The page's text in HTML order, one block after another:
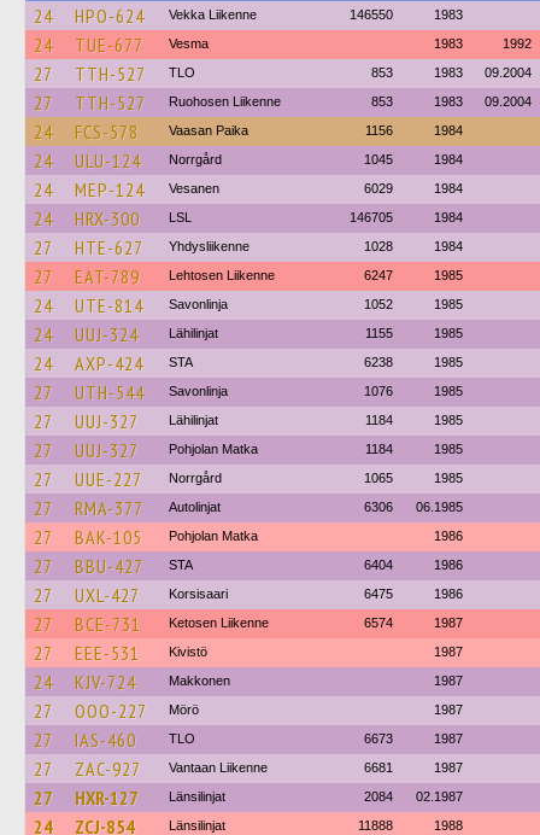
24 HPO-624 Vekka Liikenne 146550 1983
24 TUE-677 Vesma 1983 1992
27 TTH-527 TLO 853 1983 09.2004
27 TTH-527 Ruohosen Liikenne 853 1983 09.2004
24 FCS-578 Vaasan Paika 1156 1984
24 ULU-124 Norrgård 1045 1984
24 MEP-124 Vesanen 6029 1984
24 HRX-300 LSL 146705 1984
27 HTE-627 Yhdysliikenne 1028 1984
27 EAT-789 Lehtosen Liikenne 6247 1985
24 UTE-814 Savonlinja 1052 1985
24 UUJ-324 Lähilinjat 1155 1985
24 AXP-424 STA 6238 1985
27 UTH-544 Savonlinja 1076 1985
27 UUJ-327 Lähilinjat 1184 1985
27 UUJ-327 Pohjolan Matka 1184 1985
27 UUE-227 Norrgård 1065 1985
27 RMA-377 Autolinjat 6306 06.1985
27 BAK-105 Pohjolan Matka 1986
27 BBU-427 STA 6404 1986
27 UXL-427 Korsisaari 6475 1986
27 BCE-731 Ketosen Liikenne 6574 1987
27 EEE-531 Kivistö 1987
24 KJV-724 Makkonen 1987
27 OOO-227 Mörö 1987
27 IAS-460 TLO 6673 1987
27 ZAC-927 Vantaan Liikenne 6681 1987
27 HXR-127 Länsilinjat 2084 02.1987
24 ZCJ-854 Länsilinjat 11888 1988